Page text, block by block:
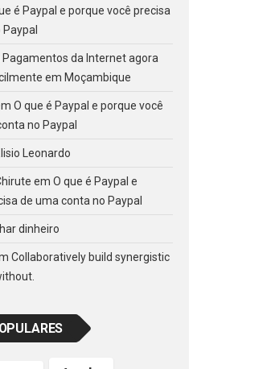
é Paypal e porque você precisa
Pagamentos da Internet agora
em Moçambique
O que é Paypal e porque você
no Paypal
Leonardo
em O que é Paypal e
de uma conta no Paypal
dinheiro
Collaboratively build synergistic